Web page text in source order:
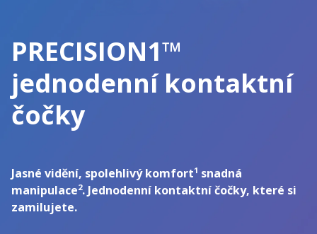
PRECISION1™
jednodenní kontaktní
čočky
Jasné vidění, spolehlivý komfort1 snadná
manipulace2. Jednodenní kontaktní čočky, které si
zamilujete.